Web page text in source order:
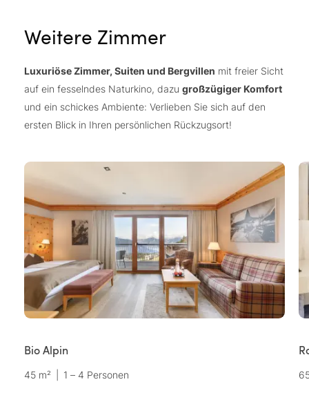
Weitere Zimmer
Luxuriöse Zimmer, Suiten und Bergvillen mit freier Sicht
auf ein fesselndes Naturkino, dazu großzügiger Komfort
und ein schickes Ambiente: Verlieben Sie sich auf den
ersten Blick in Ihren persönlichen Rückzugsort!
Bio Alpin
45 m² 1 – 4 Personen